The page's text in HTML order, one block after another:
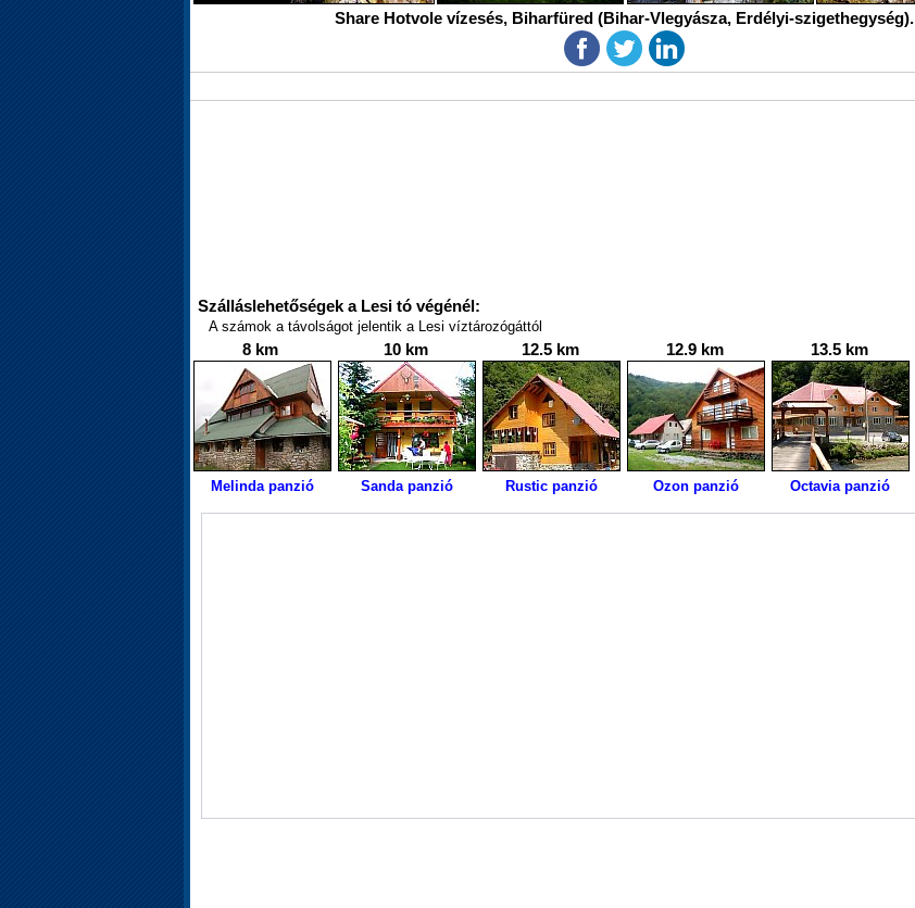
Share Hotvole vízesés, Biharfüred (Bihar-Vlegyásza, Erdélyi-szigethegység).
Szálláslehetőségek a Lesi tó végénél:
A számok a távolságot jelentik a Lesi víztározógáttól
8 km
Melinda panzió
10 km
Sanda panzió
12.5 km
Rustic panzió
12.9 km
Ozon panzió
13.5 km
Octavia panzió